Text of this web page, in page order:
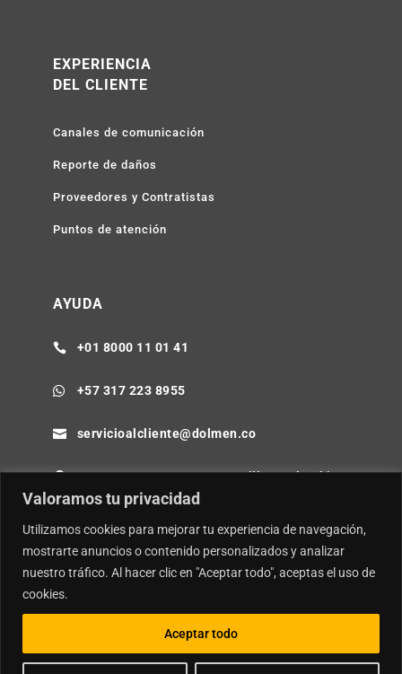
Valoramos tu privacidad
Utilizamos cookies para mejorar tu experiencia de navegación,
mostrarte anuncios o contenido personalizados y analizar
nuestro tráfico. Al hacer clic en "Aceptar todo", aceptas el uso de
cookies.
Aceptar todo
EXPERIENCIA
DEL CLIENTE
Canales de comunicación
Reporte de daños
Proveedores y Contratistas
Puntos de atención
AYUDA
 +01 8000 11 01 41
 +57 317 223 8955
 servicioalcliente@dolmen.co
 Cra 64B No. 85-80 Barranquilla - Colombia
© CopyrightDolmen SA.| Desarrollador porIdeamosweb.
Política de Seguridad de la Información e Inteligencia Artificial